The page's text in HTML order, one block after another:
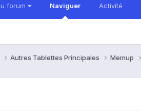
forum Naviguer Activité
Autres Tablettes Principales Memup